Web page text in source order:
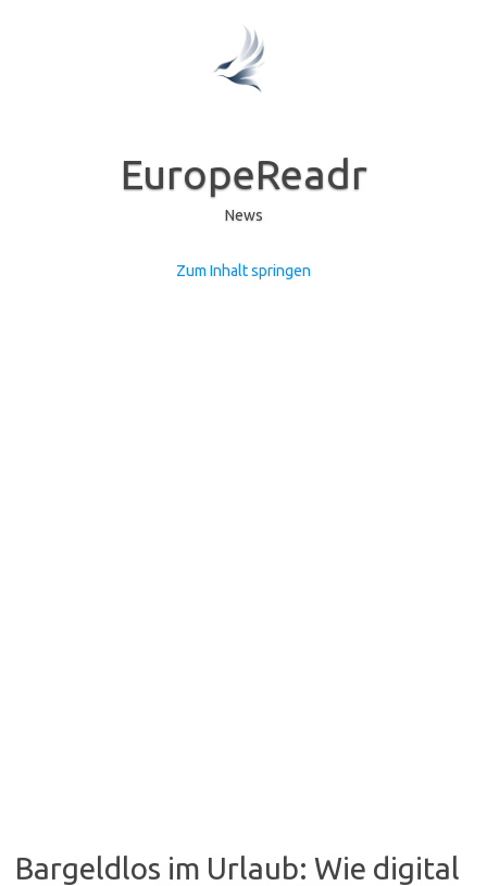
EuropeReadr
News
Zum Inhalt springen
Bargeldlos im Urlaub: Wie digital